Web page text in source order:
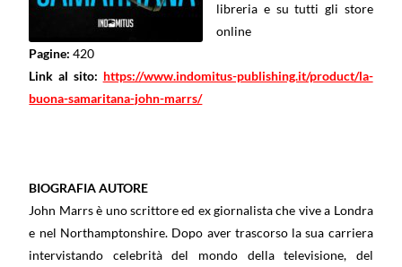
libreria e su tutti gli store
online
Pagine: 420
Link al sito: https://www.indomitus-publishing.it/product/la-
buona-samaritana-john-marrs/
BIOGRAFIA AUTORE
John Marrs è uno scrittore ed ex giornalista che vive a Londra
e nel Northamptonshire. Dopo aver trascorso la sua carriera
intervistando celebrità del mondo della televisione, del